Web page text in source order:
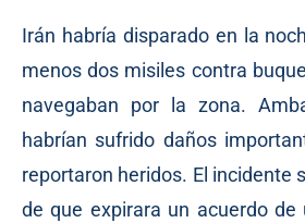
Irán habría disparado en la
menos dos misiles contra
navegaban por la zona.
habrían sufrido daños
reportaron heridos. El incidente
de que expirara un acuerdo de